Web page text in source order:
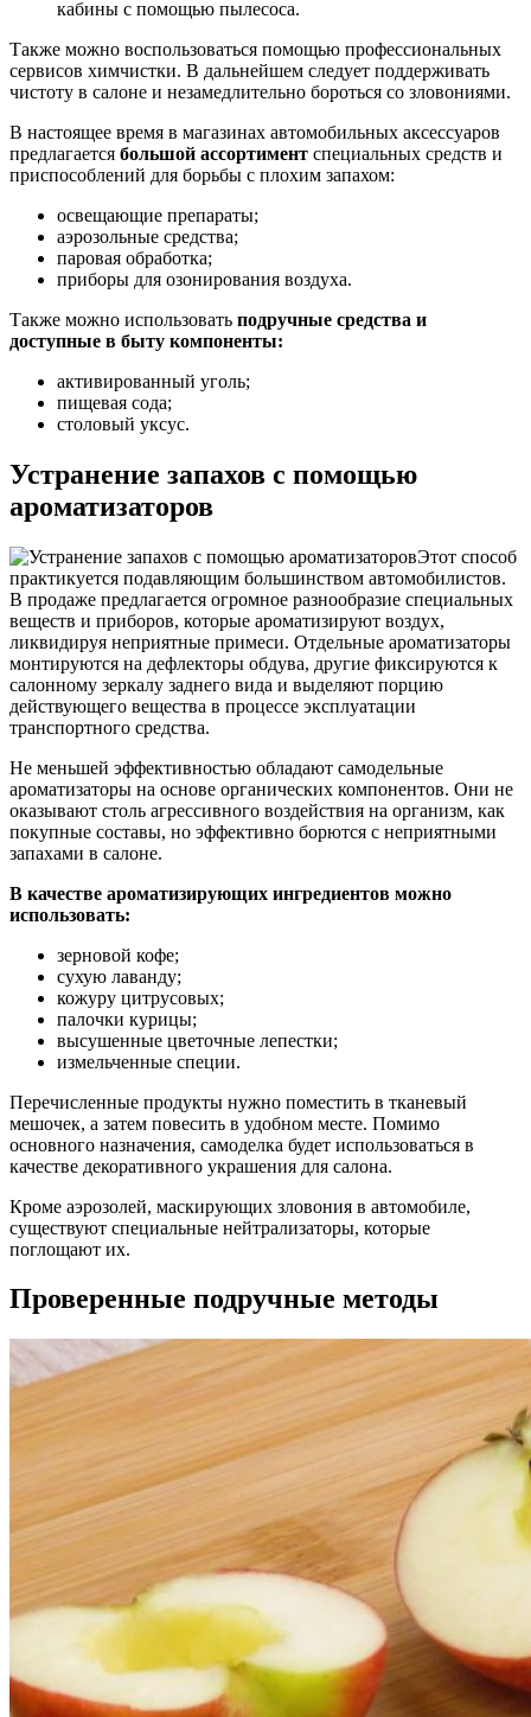
кабины с помощью пылесоса.
Также можно воспользоваться помощью профессиональных
сервисов химчистки. В дальнейшем следует поддерживать
чистоту в салоне и незамедлительно бороться со зловониями.
В настоящее время в магазинах автомобильных аксессуаров
предлагается большой ассортимент специальных средств и
приспособлений для борьбы с плохим запахом:
освещающие препараты;
аэрозольные средства;
паровая обработка;
приборы для озонирования воздуха.
Также можно использовать подручные средства и
доступные в быту компоненты:
активированный уголь;
пищевая сода;
столовый уксус.
Устранение запахов с помощью
ароматизаторов
Этот способ
практикуется подавляющим большинством автомобилистов.
В продаже предлагается огромное разнообразие специальных
веществ и приборов, которые ароматизируют воздух,
ликвидируя неприятные примеси. Отдельные ароматизаторы
монтируются на дефлекторы обдува, другие фиксируются к
салонному зеркалу заднего вида и выделяют порцию
действующего вещества в процессе эксплуатации
транспортного средства.
Не меньшей эффективностью обладают самодельные
ароматизаторы на основе органических компонентов. Они не
оказывают столь агрессивного воздействия на организм, как
покупные составы, но эффективно борются с неприятными
запахами в салоне.
В качестве ароматизирующих ингредиентов можно
использовать:
зерновой кофе;
сухую лаванду;
кожуру цитрусовых;
палочки курицы;
высушенные цветочные лепестки;
измельченные специи.
Перечисленные продукты нужно поместить в тканевый
мешочек, а затем повесить в удобном месте. Помимо
основного назначения, самоделка будет использоваться в
качестве декоративного украшения для салона.
Кроме аэрозолей, маскирующих зловония в автомобиле,
существуют специальные нейтрализаторы, которые
поглощают их.
Проверенные подручные методы